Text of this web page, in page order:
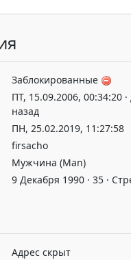
Заблокированные
ПТ, 15.09.2006, 00:34:20
назад
ПН, 25.02.2019, 11:27:58
firsacho
Мужчина (Man)
9 Декабря 1990 · 35 ·
Адрес скрыт